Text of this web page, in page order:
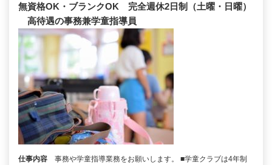
無資格OK・ブランクOK 完全週休2日制（土曜・日曜）
高待遇の事務兼学童指導員
仕事内容
事務や学童指導業務をお願いします。 ■学童クラブは4年制